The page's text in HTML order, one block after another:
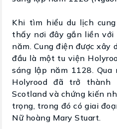
Khi tìm hiểu du lịch
thấy nơi đây gắn liền với
năm. Cung điện được xây
đầu là một tu viện
sáng lập năm 1128.
Holyrood đã trở
Scotland và chứng kiến
trọng, trong đó có giai
Nữ hoàng Mary Stuart.